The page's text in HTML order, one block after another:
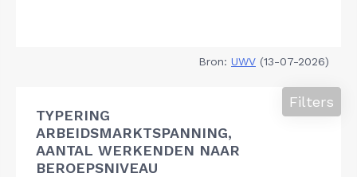
Bron: UWV (13-07-2026)
TYPERING
ARBEIDSMARKTSPANNING,
AANTAL WERKENDEN NAAR
BEROEPSNIVEAU
Filters